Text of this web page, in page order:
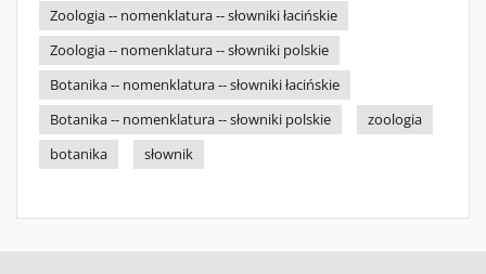
Zoologia -- nomenklatura -- słowniki łacińskie
Zoologia -- nomenklatura -- słowniki polskie
Botanika -- nomenklatura -- słowniki łacińskie
Botanika -- nomenklatura -- słowniki polskie
zoologia
botanika
słownik